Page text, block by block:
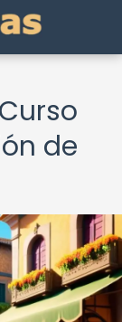
de